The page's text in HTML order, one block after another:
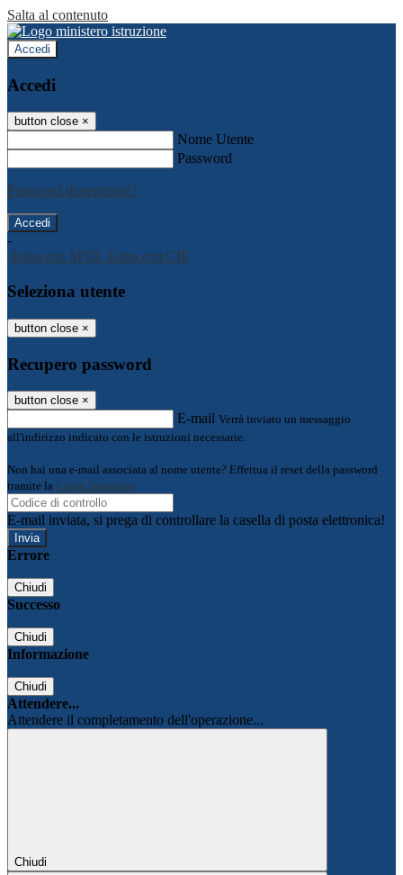
Salta al contenuto
Accedi
Accedi
button close ×
Nome Utente
Password
Password dimenticata?
-
Entra con SPID Entra con CIE
Seleziona utente
button close ×
Recupero password
button close ×
E-mail Verrà inviato un messaggio
all'indirizzo indicato con le istruzioni necessarie.
Non hai una e-mail associata al nome utente? Effettua il reset della password
tramite la Login Spaggiari
E-mail inviata, si prega di controllare la casella di posta elettronica!
Errore
Chiudi
Successo
Chiudi
Informazione
Chiudi
Attendere...
Attendere il completamento dell'operazione...
Chiudi